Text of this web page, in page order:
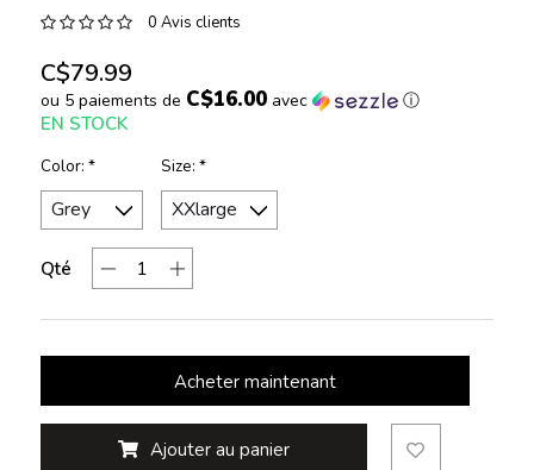
0 Avis clients
C$79.99
ou 5 paiements de C$16.00avec ⓘ
EN STOCK
Color: * Size: *
Qté
Acheter maintenant
Ajouter au panier